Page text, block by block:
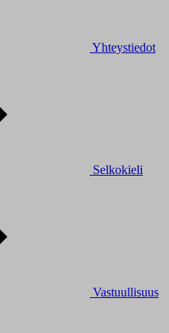
Yhteystiedot
Selkokieli
Vastuullisuus